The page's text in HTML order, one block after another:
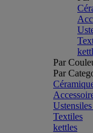
Par
Par
Textiles
kettles